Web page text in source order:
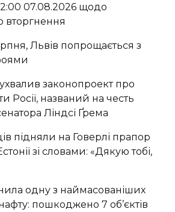
07.08.2026 щодо
вторгнення
Львів попрощається з
законопроект про
Росії, названий на честь
Ліндсі Ґрема
підняли на Говерлі прапор
зі словами: «Дякую тобі,
одну з наймасованіших
пошкоджено 7 об’єктів